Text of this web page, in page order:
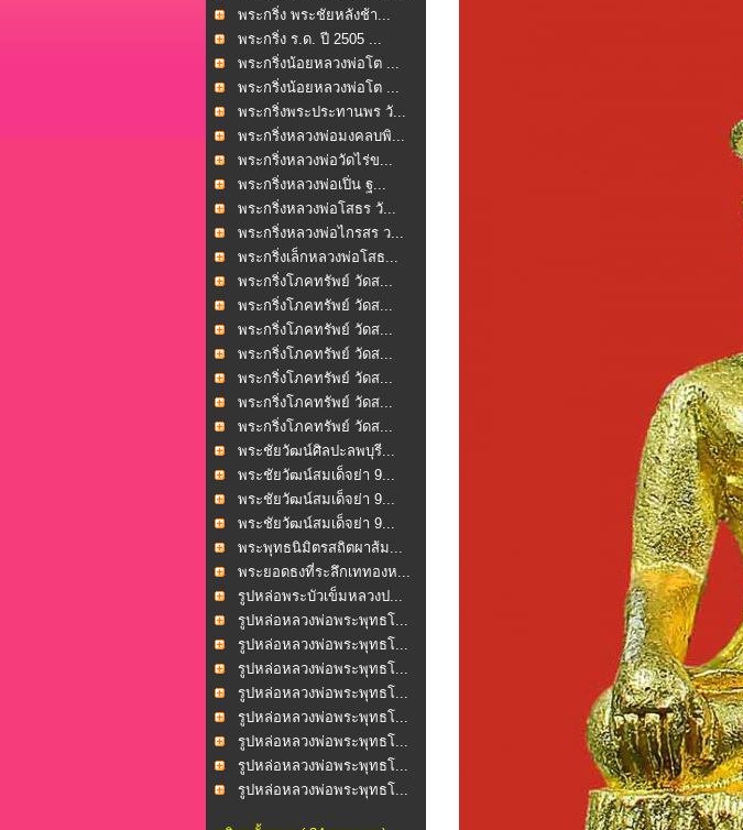
พระกริ่ง พระชัยหลังช้า...
พระกริ่ง ร.ด. ปี 2505 ...
พระกริ่งน้อยหลวงพ่อโต ...
พระกริ่งน้อยหลวงพ่อโต ...
พระกริ่งพระประทานพร วั...
พระกริ่งหลวงพ่อมงคลบพิ...
พระกริ่งหลวงพ่อวัดไร่ข...
พระกริ่งหลวงพ่อเปิ่น ฐ...
พระกริ่งหลวงพ่อโสธร วั...
พระกริ่งหลวงพ่อไกรสร ว...
พระกริ่งเล็กหลวงพ่อโสธ...
พระกริ่งโภคทรัพย์ วัดส...
พระกริ่งโภคทรัพย์ วัดส...
พระกริ่งโภคทรัพย์ วัดส...
พระกริ่งโภคทรัพย์ วัดส...
พระกริ่งโภคทรัพย์ วัดส...
พระกริ่งโภคทรัพย์ วัดส...
พระกริ่งโภคทรัพย์ วัดส...
พระชัยวัฒน์ศิลปะลพบุรี...
พระชัยวัฒน์สมเด็จย่า 9...
พระชัยวัฒน์สมเด็จย่า 9...
พระชัยวัฒน์สมเด็จย่า 9...
พระพุทธนิมิตรสถิตผาส้ม...
พระยอดธงที่ระลึกเททองห...
รูปหล่อพระบัวเข็มหลวงป...
รูปหล่อหลวงพ่อพระพุทธโ...
รูปหล่อหลวงพ่อพระพุทธโ...
รูปหล่อหลวงพ่อพระพุทธโ...
รูปหล่อหลวงพ่อพระพุทธโ...
รูปหล่อหลวงพ่อพระพุทธโ...
รูปหล่อหลวงพ่อพระพุทธโ...
รูปหล่อหลวงพ่อพระพุทธโ...
รูปหล่อหลวงพ่อพระพุทธโ...